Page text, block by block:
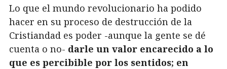
Lo que el mundo revolucionario ha podido
hacer en su proceso de destrucción de la
Cristiandad es poder -aunque la gente se dé
cuenta o no- darle un valor encarecido a lo
que es percibible por los sentidos; en